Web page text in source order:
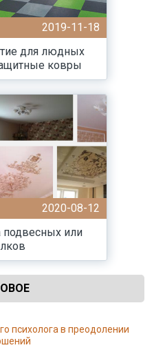
2019-11-18
для людных
ковры
2020-08-12
или
психолога в преодолении